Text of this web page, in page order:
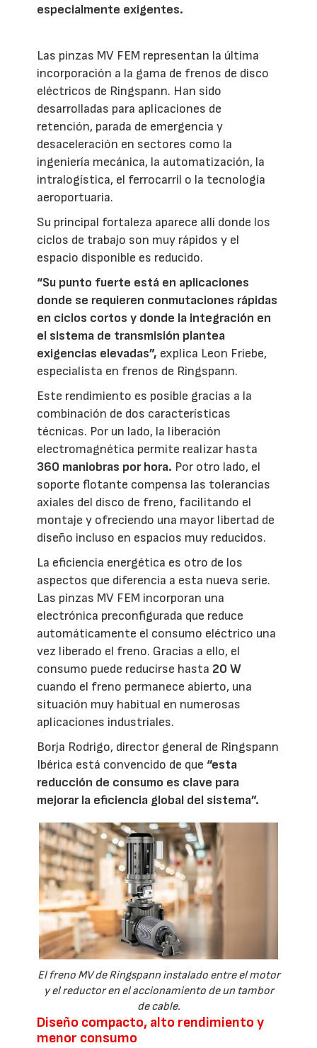
especialmente exigentes.
Las pinzas MV FEM representan la última
incorporación a la gama de frenos de disco
eléctricos de Ringspann. Han sido
desarrolladas para aplicaciones de
retención, parada de emergencia y
desaceleración en sectores como la
ingeniería mecánica, la automatización, la
intralogística, el ferrocarril o la tecnología
aeroportuaria.
Su principal fortaleza aparece allí donde los
ciclos de trabajo son muy rápidos y el
espacio disponible es reducido.
“Su punto fuerte está en aplicaciones
donde se requieren conmutaciones rápidas
en ciclos cortos y donde la integración en
el sistema de transmisión plantea
exigencias elevadas”, explica Leon Friebe,
especialista en frenos de Ringspann.
Este rendimiento es posible gracias a la
combinación de dos características
técnicas. Por un lado, la liberación
electromagnética permite realizar hasta
360 maniobras por hora. Por otro lado, el
soporte flotante compensa las tolerancias
axiales del disco de freno, facilitando el
montaje y ofreciendo una mayor libertad de
diseño incluso en espacios muy reducidos.
La eficiencia energética es otro de los
aspectos que diferencia a esta nueva serie.
Las pinzas MV FEM incorporan una
electrónica preconfigurada que reduce
automáticamente el consumo eléctrico una
vez liberado el freno. Gracias a ello, el
consumo puede reducirse hasta 20 W
cuando el freno permanece abierto, una
situación muy habitual en numerosas
aplicaciones industriales.
Borja Rodrigo, director general de Ringspann
Ibérica está convencido de que “esta
reducción de consumo es clave para
mejorar la eficiencia global del sistema”.
El freno MV de Ringspann instalado entre el motor
y el reductor en el accionamiento de un tambor
de cable.
Diseño compacto, alto rendimiento y
menor consumo